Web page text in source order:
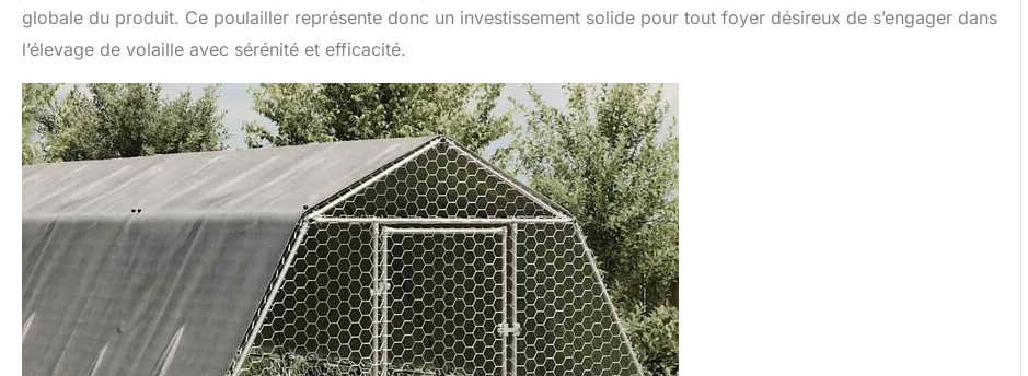
globale du produit. Ce poulailler représente donc un investissement solide pour tout foyer désireux de s’engager dans
l’élevage de volaille avec sérénité et efficacité.